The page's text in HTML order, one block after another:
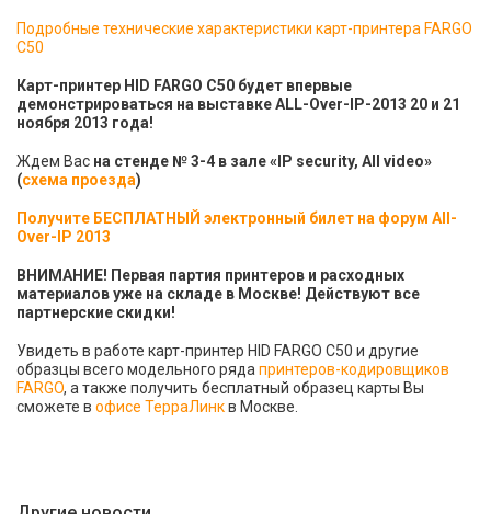
Подробные технические характеристики карт-принтера FARGO
C50
Карт-принтер HID FARGO C50 будет впервые
демонстрироваться на выставке ALL-Over-IP-2013 20 и 21
ноября 2013 года!
Ждем Вас на стенде № 3-4 в зале «IP security, All video»
(схема проезда)
Получите БЕСПЛАТНЫЙ электронный билет на форум All-
Over-IP 2013
ВНИМАНИЕ! Первая партия принтеров и расходных
материалов уже на складе в Москве! Действуют все
партнерские скидки!
Увидеть в работе карт-принтер HID FARGO C50 и другие
образцы всего модельного ряда принтеров-кодировщиков
FARGO, а также получить бесплатный образец карты Вы
сможете в офисе ТерраЛинкв Москве.